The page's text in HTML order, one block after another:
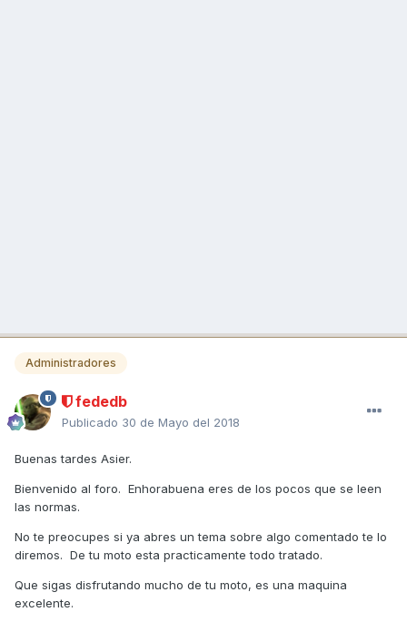
Administradores
fededb
Publicado 30 de Mayo del 2018
Buenas tardes Asier.
Bienvenido al foro. Enhorabuena eres de los pocos que se leen
las normas.
No te preocupes si ya abres un tema sobre algo comentado te lo
diremos. De tu moto esta practicamente todo tratado.
Que sigas disfrutando mucho de tu moto, es una maquina
excelente.